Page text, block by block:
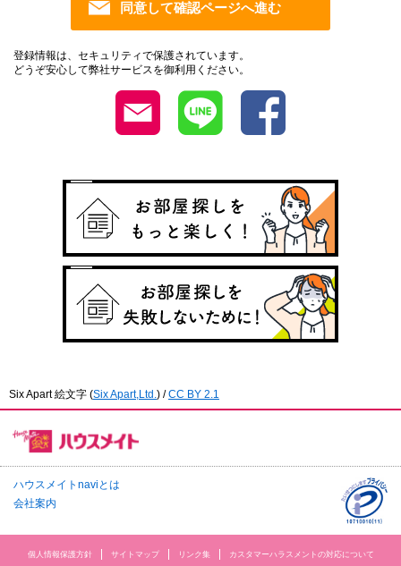
登録情報は、セキュリティで保護されています。
どうぞ安心して弊社サービスを御利用ください。
Six Apart 絵文字 (Six Apart,Ltd. ) /CC BY 2.1
ハウスメイトnaviとは
会社案内
個人情報保護方針 サイトマップ リンク集 カスタマーハラスメントの対応について